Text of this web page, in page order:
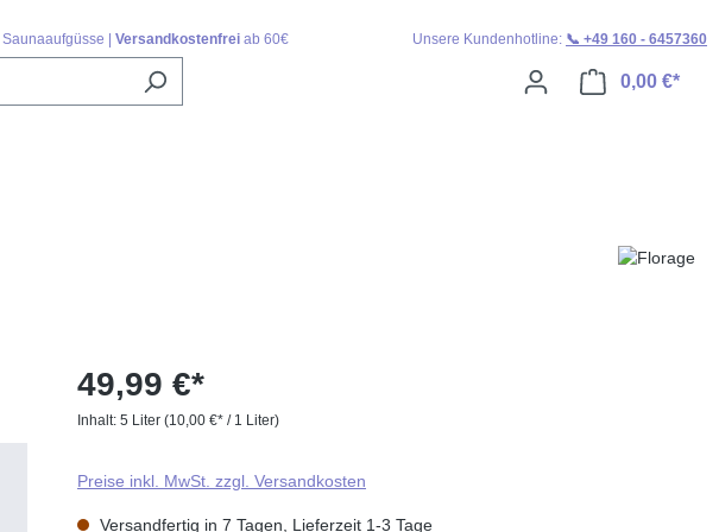
Saunaaufgüsse | Versandkostenfrei ab 60€ Unsere Kundenhotline: 📞 +49 160 - 6457360
0,00 €*
49,99 €*
Inhalt: 5 Liter (10,00 €* / 1 Liter)
Preise inkl. MwSt. zzgl. Versandkosten
Versandfertig in 7 Tagen, Lieferzeit 1-3 Tage